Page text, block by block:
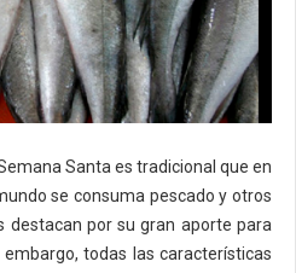
Santa es tradicional que en
se consuma pescado y otros
destacan por su gran aporte para
todas las características